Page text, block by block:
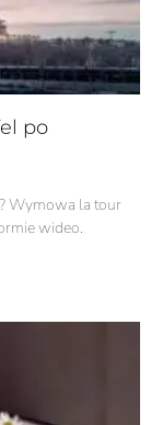
po
Wymowa la tour
wideo.